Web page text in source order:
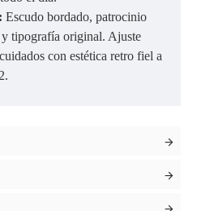
Escudo bordado, patrocinio
tipografía original. Ajuste
con estética retro fiel a